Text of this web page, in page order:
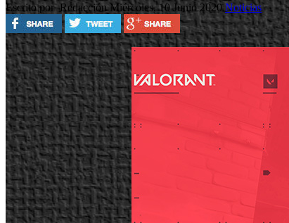
Escrito por RedacciónMiércoles, 10 Junio 2020Noticias